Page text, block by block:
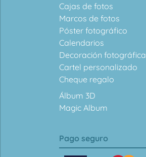
Cajas de fotos
Marcos de fotos
Póster fotográfico
Calendarios
Decoración fotográfica
Cartel personalizado
Cheque regalo
Álbum 3D
Magic Album
Pago seguro